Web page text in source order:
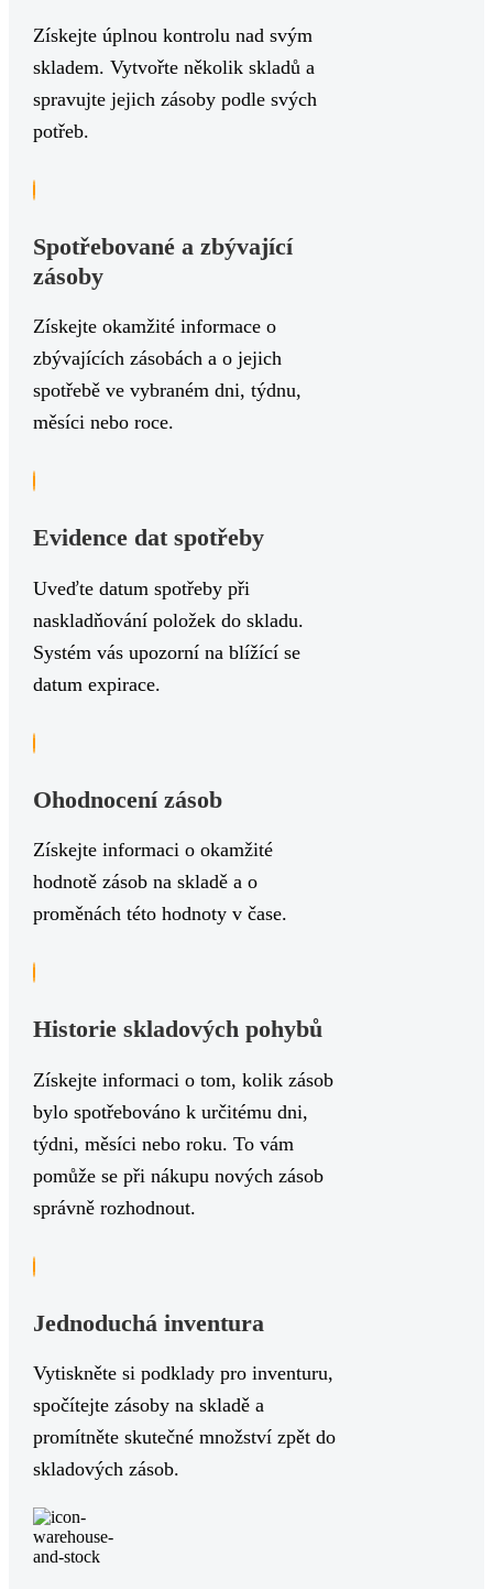
Získejte úplnou kontrolu nad svým
skladem. Vytvořte několik skladů a
spravujte jejich zásoby podle svých
potřeb.
Spotřebované a zbývající
zásoby
Získejte okamžité informace o
zbývajících zásobách a o jejich
spotřebě ve vybraném dni, týdnu,
měsíci nebo roce.
Evidence dat spotřeby
Uveďte datum spotřeby při
naskladňování položek do skladu.
Systém vás upozorní na blížící se
datum expirace.
Ohodnocení zásob
Získejte informaci o okamžité
hodnotě zásob na skladě a o
proměnách této hodnoty v čase.
Historie skladových pohybů
Získejte informaci o tom, kolik zásob
bylo spotřebováno k určitému dni,
týdni, měsíci nebo roku. To vám
pomůže se při nákupu nových zásob
správně rozhodnout.
Jednoduchá inventura
Vytiskněte si podklady pro inventuru,
spočítejte zásoby na skladě a
promítněte skutečné množství zpět do
skladových zásob.